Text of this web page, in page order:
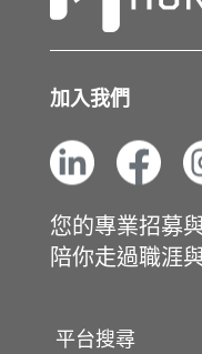
加入我們
您的專業招募
陪你走過職涯
平台搜尋